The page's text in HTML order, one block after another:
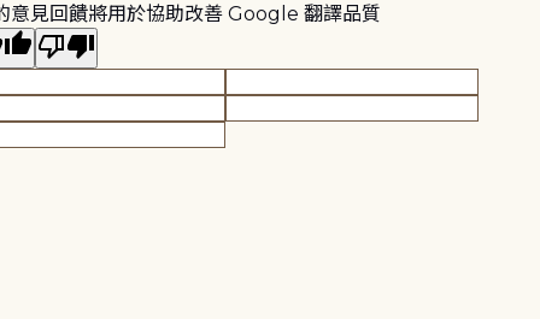
意見回饋將用於協助改善 Google 翻譯品質